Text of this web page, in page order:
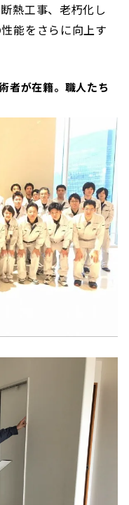
熱工事、老朽化し
能をさらに向上す
者が在籍。職人たち